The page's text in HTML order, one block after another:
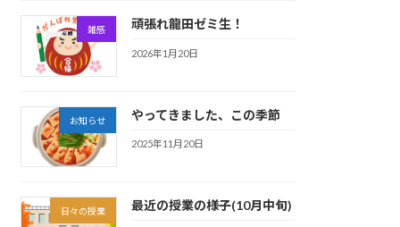
雑感 頑張れ龍田ゼミ生！
2026年1月20日
お知らせ やってきました、この季節
2025年11月20日
日々の授業 最近の授業の様子(10月中旬)